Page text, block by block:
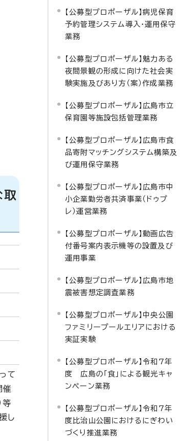
取
て
催
等
し
【公募型プロポーザル】病児保育
予約管理システム導入・運用保守
業務
【公募型プロポーザル】魅力ある
夜間景観の形成に向けた社会実
験実施及びあり方（案）作成業務
【公募型プロポーザル】広島市立
保育園等施設包括管理業務
【公募型プロポーザル】広島市食
品寄附マッチングシステム構築及
び運用保守業務
【公募型プロポーザル】広島市中
小企業勤労者共済事業（ドゥプ
レ）運営業務
【公募型プロポーザル】動画広告
付番号案内表示機等の設置及び
運用事業
【公募型プロポーザル】広島市地
震被害想定調査業務
【公募型プロポーザル】中央公園
ファミリープールエリアにおける
実証実験
【公募型プロポーザル】令和7年
度 広島の「食」による観光キャ
ンペーン業務
【公募型プロポーザル】令和7年
度比治山公園におけるにぎわい
づくり推進業務